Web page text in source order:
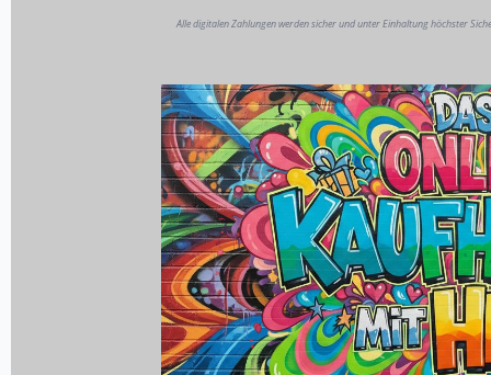
Alle digitalen Zahlungen werden sicher und unter Einhaltung höchster